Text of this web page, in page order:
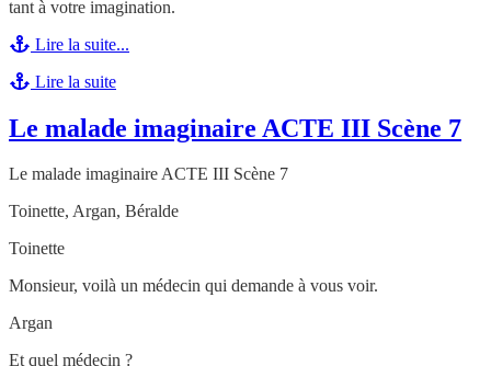
tant à votre imagination.
Lire la suite...
Lire la suite
Le malade imaginaire ACTE III Scène 7
Le malade imaginaire ACTE III Scène 7
Toinette, Argan, Béralde
Toinette
Monsieur, voilà un médecin qui demande à vous voir.
Argan
Et quel médecin ?